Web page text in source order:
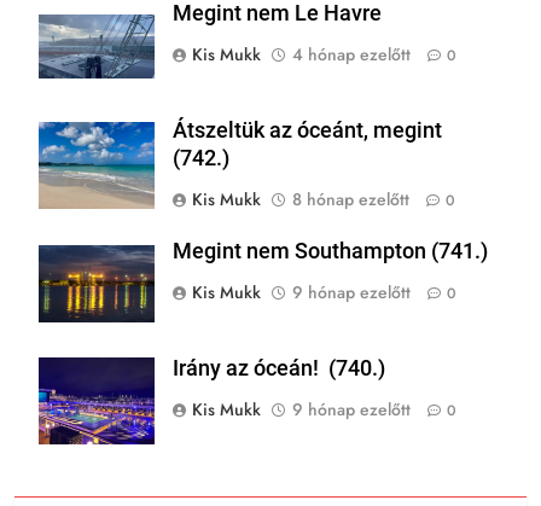
Megint nem Le Havre
Kis Mukk
4 hónap ezelőtt 0
Átszeltük az óceánt, megint
(742.)
Kis Mukk
8 hónap ezelőtt 0
Megint nem Southampton (741.)
Kis Mukk
9 hónap ezelőtt 0
Irány az óceán! (740.)
Kis Mukk
9 hónap ezelőtt 0